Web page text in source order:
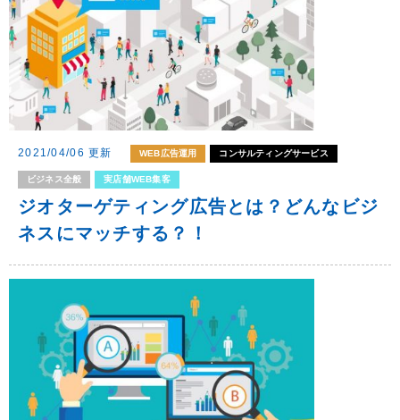
2021/04/06 更新 WEB広告運用 コンサルティングサービス
ビジネス全般 実店舗WEB集客
ジオターゲティング広告とは？どんなビジ
ネスにマッチする？！